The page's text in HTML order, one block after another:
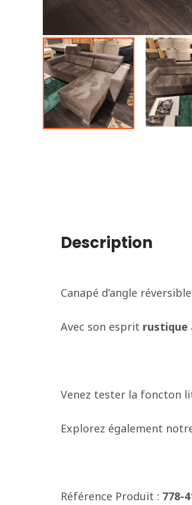
Description
Canapé d’angle
Avec son esprit rustique
Venez tester la foncton
Explorez également
Référence Produit : 778-